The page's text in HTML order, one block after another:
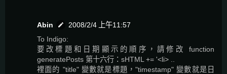
Abin
2008/2/4 上午11:57
To Indigo:
要改標題和日期顯示的順序，請修改 function
generatePosts 第十六行：sHTML += '<li> ..
裡面的 "title" 變數就是標題，"timestamp" 變數就是日